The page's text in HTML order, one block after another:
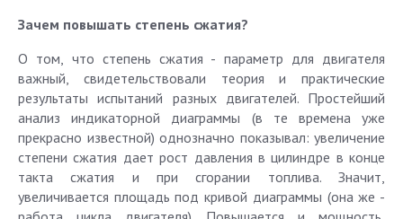
Зачем повышать степень сжатия?
О том, что степень сжатия - параметр для двигателя
важный, свидетельствовали теория и практические
результаты испытаний разных двигателей. Простейший
анализ индикаторной диаграммы (в те времена уже
прекрасно известной) однозначно показывал: увеличение
степени сжатия дает рост давления в цилиндре в конце
такта сжатия и при сгорании топлива. Значит,
увеличивается площадь под кривой диаграммы (она же -